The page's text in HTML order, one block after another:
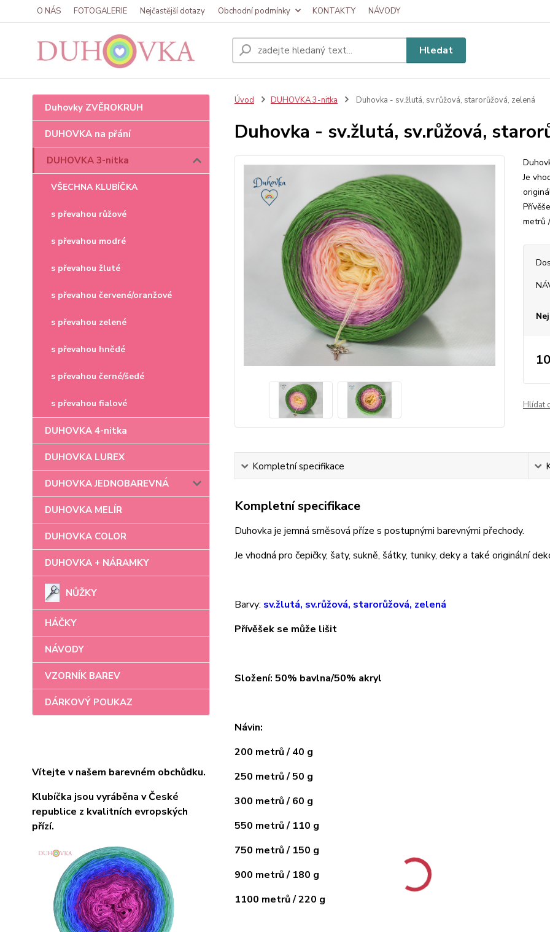
O NÁS FOTOGALERIE Nejčastější dotazy Obchodní podmínky KONTAKTY NÁVODY
Hledat
Duhovky ZVĚROKRUH
DUHOVKA na přání
DUHOVKA 3-nitka
VŠECHNA KLUBÍČKA
s převahou růžové
s převahou modré
s převahou žluté
s převahou červené/oranžové
s převahou zelené
s převahou hnědé
s převahou černé/šedé
s převahou fialové
DUHOVKA 4-nitka
DUHOVKA LUREX
DUHOVKA JEDNOBAREVNÁ
DUHOVKA MELÍR
DUHOVKA COLOR
DUHOVKA + NÁRAMKY
NŮŽKY
HÁČKY
NÁVODY
VZORNÍK BAREV
DÁRKOVÝ POUKAZ
Vítejte v našem barevném obchůdku.
Klubíčka jsou vyráběna v České
republice z kvalitních evropských
přízí.
Úvod DUHOVKA 3-nitka Duhovka - sv.žlutá, sv.růžová, starorůžová, zelená
Duhovka - sv.žlutá, sv.růžová,
Je
metrů
Hlídat
Kompletní specifikace
Kompletní specifikace
Duhovka je jemná směsová příze s postupnými barevnými přechody.
Je vhodná pro čepičky, šaty, sukně, šátky, tuniky, deky a také originální
Barvy: sv.žlutá, sv.růžová, starorůžová, zelená
Přívěšek se může lišit
Složení: 50% bavlna/50% akryl
Návin:
200 metrů / 40 g
250 metrů / 50 g
300 metrů / 60 g
550 metrů / 110 g
750 metrů / 150 g
900 metrů / 180 g
1100 metrů / 220 g